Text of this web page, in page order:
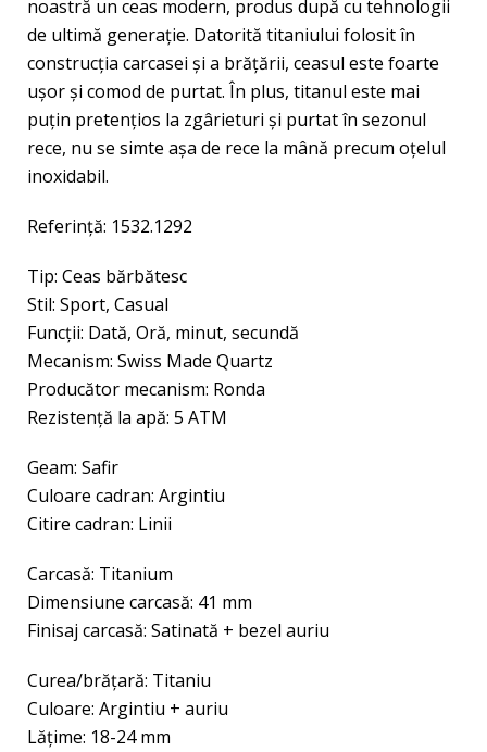
noastră un ceas modern, produs după cu tehnologii
de ultimă generație. Datorită titaniului folosit în
construcția carcasei și a brățării, ceasul este foarte
ușor și comod de purtat. În plus, titanul este mai
puțin pretențios la zgârieturi și purtat în sezonul
rece, nu se simte așa de rece la mână precum oțelul
inoxidabil.
Referință: 1532.1292
Tip: Ceas bărbătesc
Stil: Sport, Casual
Funcţii: Dată, Oră, minut, secundă
Mecanism: Swiss Made Quartz
Producător mecanism: Ronda
Rezistenţă la apă: 5 ATM
Geam: Safir
Culoare cadran: Argintiu
Citire cadran: Linii
Carcasă: Titanium
Dimensiune carcasă: 41 mm
Finisaj carcasă: Satinată + bezel auriu
Curea/brăţară: Titaniu
Culoare: Argintiu + auriu
Lăţime: 18-24 mm